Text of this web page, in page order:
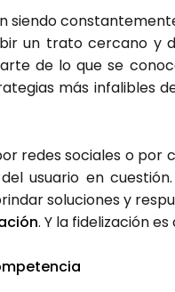
sien­do
un tra­to cer­cano
de lo que se
más infa­li­bles
redes socia­les o por
usua­rio en
solu­cio­nes y
. Y la fide­li­za­ción